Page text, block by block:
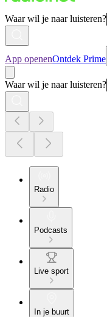
Waar wil je naar luisteren?
App openenOntdek Prime
Waar wil je naar luisteren?
Radio
Podcasts
Live sport
In je buurt